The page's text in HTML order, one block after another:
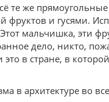
те же
и гусями.
мальчишка, эти
дело, никто,
в стране, в
в архитектуре во